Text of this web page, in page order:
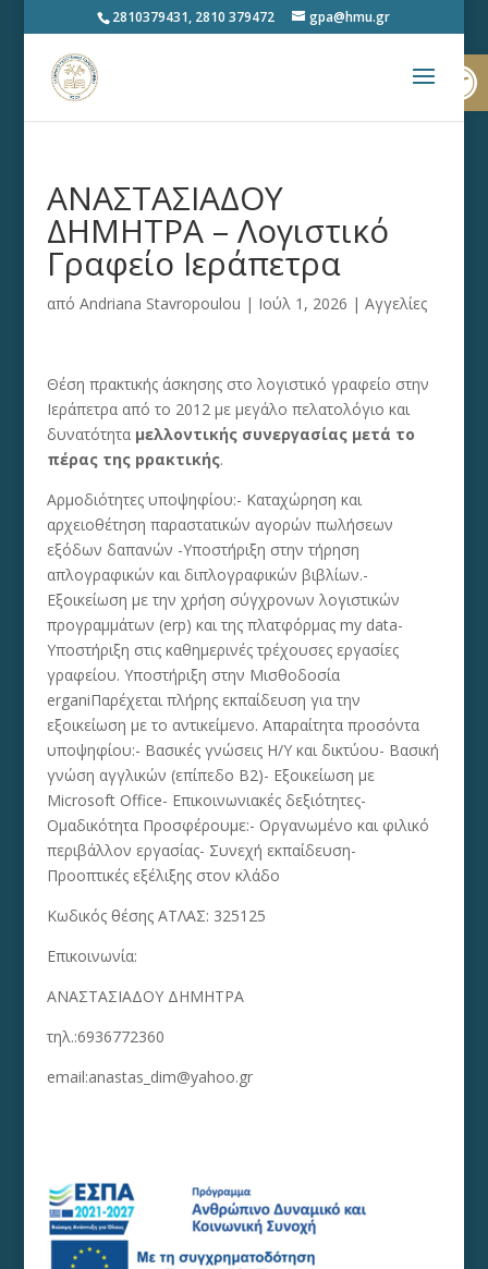
2810379431, 2810 379472 gpa@hmu.gr
ΑΝΑΣΤΑΣΙΑΔΟΥ
ΔΗΜΗΤΡΑ – Λογιστικό
Γραφείο Ιεράπετρα
από Andriana Stavropoulou | Ιούλ 1, 2026 | Αγγελίες
Θέση πρακτικής άσκησης στο λογιστικό γραφείο στην
Ιεράπετρα από το 2012 με μεγάλο πελατολόγιο και
δυνατότητα μελλοντικής συνεργασίας μετά το
πέρας της pρακτικής.
Αρμοδιότητες υποψηφίου:- Καταχώρηση και
αρχειοθέτηση παραστατικών αγορών πωλήσεων
εξόδων δαπανών -Υποστήριξη στην τήρηση
απλογραφικών και διπλογραφικών βιβλίων.-
Εξοικείωση με την χρήση σύγχρονων λογιστικών
προγραμμάτων (erp) και της πλατφόρμας my data-
Υποστήριξη στις καθημερινές τρέχουσες εργασίες
γραφείου. Υποστήριξη στην Μισθοδοσία
erganiΠαρέχεται πλήρης εκπαίδευση για την
εξοικείωση με το αντικείμενο. Απαραίτητα προσόντα
υποψηφίου:- Βασικές γνώσεις Η/Υ και δικτύου- Βασική
γνώση αγγλικών (επίπεδο Β2)- Εξοικείωση με
Microsoft Office- Επικοινωνιακές δεξιότητες-
Ομαδικότητα Προσφέρουμε:- Οργανωμένο και φιλικό
περιβάλλον εργασίας- Συνεχή εκπαίδευση-
Προοπτικές εξέλιξης στον κλάδο
Κωδικός θέσης ΑΤΛΑΣ: 325125
Επικοινωνία:
ΑΝΑΣΤΑΣΙΑΔΟΥ ΔΗΜΗΤΡΑ
τηλ.:6936772360
email:anastas_dim@yahoo.gr